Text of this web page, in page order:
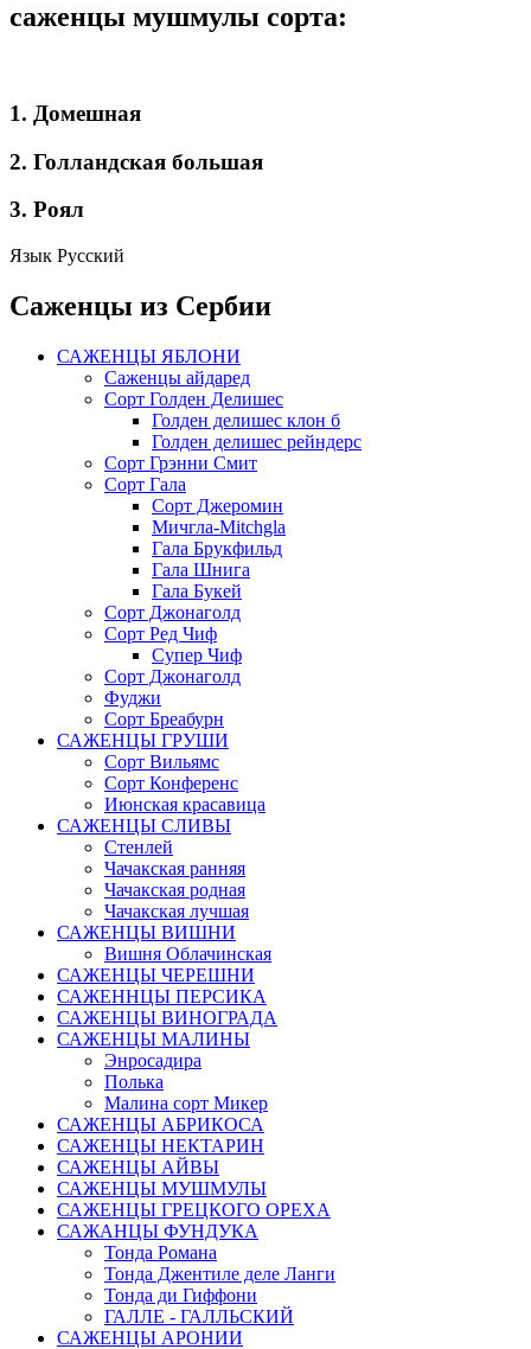
саженцы мушмулы сорта:
1. Домешная
2. Голландская большая
3. Роял
Язык Русский
Саженцы из Сербии
САЖЕНЦЫ ЯБЛОНИ
Саженцы айдаред
Сорт Голден Делишес
Голден делишес клон б
Голден делишес рейндерс
Сорт Грэнни Смит
Сорт Гала
Сорт Джеромин
Мичгла-Mitchgla
Гала Брукфильд
Гала Шнига
Гала Букей
Сорт Джонаголд
Сорт Ред Чиф
Супер Чиф
Сорт Джонаголд
Фуджи
Сорт Бреабурн
САЖЕНЦЫ ГРУШИ
Сорт Вильямс
Сорт Конференс
Июнская красавица
САЖЕНЦЫ СЛИВЫ
Стенлей
Чачакская ранняя
Чачакская родная
Чачакская лучшая
САЖЕНЦЫ ВИШНИ
Вишня Облачинская
САЖЕНЦЫ ЧЕРЕШНИ
САЖЕННЦЫ ПЕРСИКА
САЖЕНЦЫ ВИНОГРАДА
САЖЕНЦЫ МАЛИНЫ
Энросадира
Полька
Малина сорт Микер
САЖЕНЦЫ АБРИКОСА
САЖЕНЦЫ НЕКТАРИН
САЖЕНЦЫ АЙВЫ
САЖЕНЦЫ МУШМУЛЫ
САЖЕНЦЫ ГРЕЦКОГО ОРЕХА
САЖАНЦЫ ФУНДУКА
Тонда Романа
Тонда Джентиле деле Ланги
Тонда ди Гиффони
ГАЛЛЕ - ГАЛЛЬСКИЙ
САЖЕНЦЫ АРОНИИ